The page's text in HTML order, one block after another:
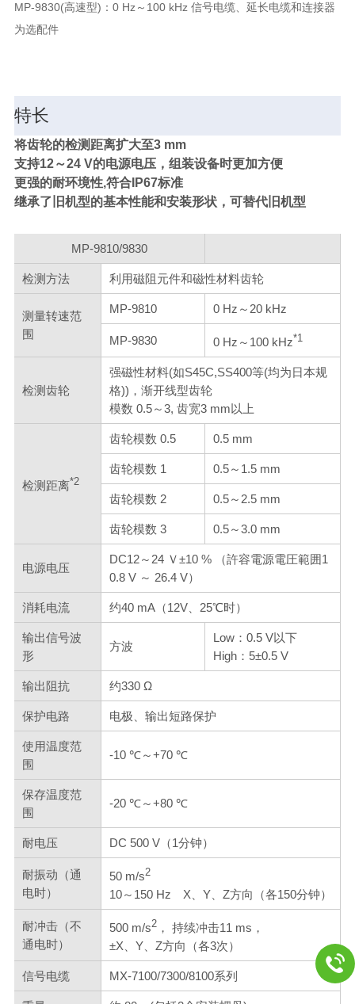
MP-9830(高速型)：0 Hz～100 kHz 信号电缆、延长电缆和连接器
为选配件
特长
将齿轮的检测距离扩大至3 mm
支持12～24 V的电源电压，组装设备时更加方便
更强的耐环境性,符合IP67标准
继承了旧机型的基本性能和安装形状，可替代旧机型
MP-9810/9830
检测方法 利用磁阻元件和磁性材料齿轮
测量转速范
围
MP-9810 0 Hz～20 kHz
MP-9830 0 Hz～100 kHz*1
检测齿轮
强磁性材料(如S45C,SS400等(均为日本规
格))，渐开线型齿轮
模数 0.5～3, 齿宽3 mm以上
检测距离*2
齿轮模数 0.5 0.5 mm
齿轮模数 1 0.5～1.5 mm
齿轮模数 2 0.5～2.5 mm
齿轮模数 3 0.5～3.0 mm
电源电压
DC12～24 Ｖ±10 % （許容電源電圧範囲1
0.8 V ～ 26.4 V）
消耗电流 约40 mA（12V、25℃时）
输出信号波
形
方波
Low：0.5 V以下
High：5±0.5 V
输出阻抗 约330 Ω
保护电路 电极、输出短路保护
使用温度范
围
-10 ℃～+70 ℃
保存温度范
围
-20 ℃～+80 ℃
耐电压 DC 500 V（1分钟）
耐振动（通
电时）
50 m/s2
10～150 Hz X、Y、Z方向（各150分钟）
耐冲击（不
通电时）
500 m/s2， 持续冲击11 ms，
±X、Y、Z方向（各3次）
信号电缆 MX-7100/7300/8100系列